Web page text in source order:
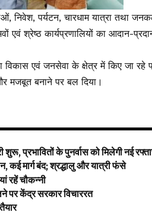
निवेश, पर्यटन, चारधाम यात्रा तथा
एवं श्रेष्ठ कार्यप्रणालियों का आदान-
विकास एवं जनसेवा के क्षेत्र में किए जा रहे
मजबूत बनाने पर बल दिया।
शुरू, प्रभावितों के पुनर्वास को मिलेगी नई
कई मार्ग बंद; श्रद्धालु और यात्री फंसे
रहें चौकन्नी
पर केंद्र सरकार विचाररत